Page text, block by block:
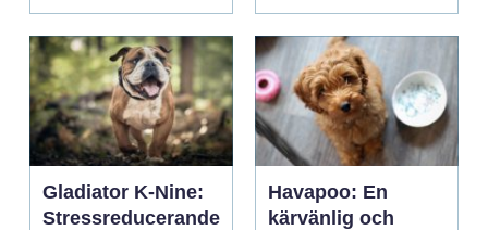
Gladiator K-Nine:
Stressreducerande
Havapoo: En
kärvänlig och